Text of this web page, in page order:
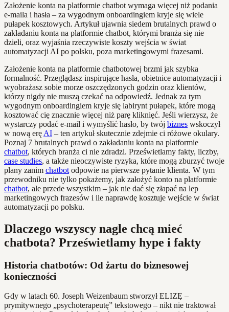
Założenie konta na platformie chatbot wymaga więcej niż podania
e-maila i hasła – za wygodnym onboardingiem kryje się wiele
pułapek kosztowych. Artykuł ujawnia siedem brutalnych prawd o
zakładaniu konta na platformie chatbot, którymi branża się nie
dzieli, oraz wyjaśnia rzeczywiste koszty wejścia w świat
automatyzacji AI po polsku, poza marketingowymi frazesami.
Założenie konta na platformie chatbotowej brzmi jak szybka
formalność. Przeglądasz inspirujące hasła, obietnice automatyzacji i
wyobrażasz sobie morze oszczędzonych godzin oraz klientów,
którzy nigdy nie muszą czekać na odpowiedź. Jednak za tym
wygodnym onboardingiem kryje się labirynt pułapek, które mogą
kosztować cię znacznie więcej niż parę kliknięć. Jeśli wierzysz, że
wystarczy podać e-mail i wymyślić hasło, by twój biznes wskoczył
w nową erę AI – ten artykuł skutecznie zdejmie ci różowe okulary.
Poznaj 7 brutalnych prawd o zakładaniu konta na platformie
chatbot, których branża ci nie zdradzi. Prześwietlamy fakty, liczby,
case studies, a także nieoczywiste ryzyka, które mogą zburzyć twoje
plany zanim chatbot odpowie na pierwsze pytanie klienta. W tym
przewodniku nie tylko pokażemy, jak założyć konto na platformie
chatbot, ale przede wszystkim – jak nie dać się złapać na lep
marketingowych frazesów i ile naprawdę kosztuje wejście w świat
automatyzacji po polsku.
Dlaczego wszyscy nagle chcą mieć
chatbota? Prześwietlamy hype i fakty
Historia chatbotów: Od żartu do biznesowej
konieczności
Gdy w latach 60. Joseph Weizenbaum stworzył ELIZĘ –
prymitywnego „psychoterapeutę” tekstowego – nikt nie traktował